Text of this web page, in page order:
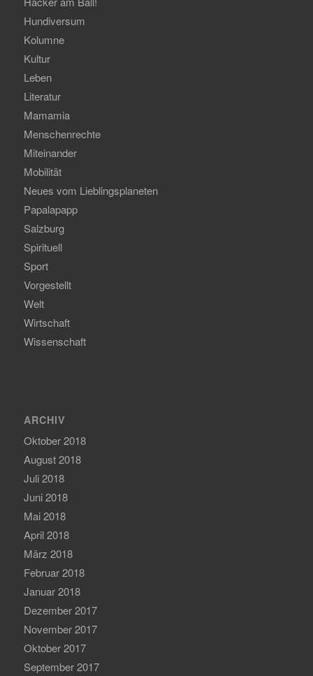
Hundiversum
Kolumne
Kultur
Leben
Literatur
Mamamia
Menschenrechte
Miteinander
Mobilität
Neues vom Lieblingsplaneten
Papalapapp
Salzburg
Spirituell
Sport
Vorgestellt
Welt
Wirtschaft
Wissenschaft
ARCHIV
Oktober 2018
August 2018
Juli 2018
Juni 2018
Mai 2018
April 2018
März 2018
Februar 2018
Januar 2018
Dezember 2017
November 2017
Oktober 2017
September 2017